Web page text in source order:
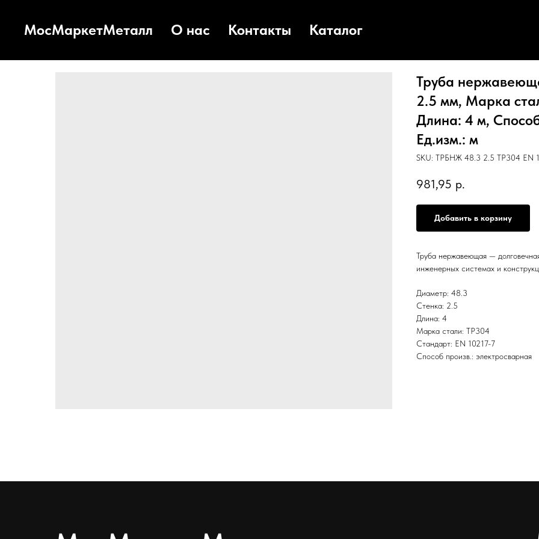
МосМаркетМеталл О нас Контакты Каталог
Труба
2.5 мм, Марка
Длина: 4 м,
Ед.изм.: м
SKU: ТРБНЖ 48.3 2.5 TP304 EN
981,95 р.
Добавить в корзину
Труба нержавеющая —
инженерных системах и
Диаметр: 48.3
Стенка: 2.5
Длина: 4
Марка стали: TP304
Стандарт: EN 10217-7
Способ произв.: электросварная